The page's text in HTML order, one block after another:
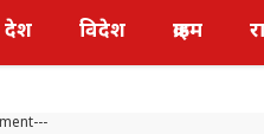
देश विदेश क्राइम